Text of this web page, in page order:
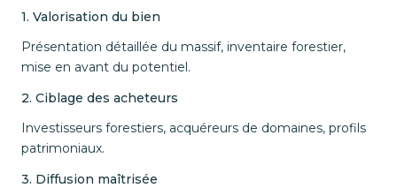
1. Valorisation du bien
Présentation détaillée du massif, inventaire forestier,
mise en avant du potentiel.
2. Ciblage des acheteurs
Investisseurs forestiers, acquéreurs de domaines, profils
patrimoniaux.
3. Diffusion maîtrisée